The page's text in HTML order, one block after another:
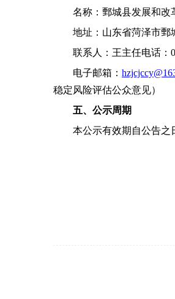
名称：鄄城县发展和改
地址：山东省菏泽市鄄
联系人： 王主任电话：
电子邮箱： hzjcjccy
稳定风险评估公众意见）
五、公示周期
本公示有效期自公告之